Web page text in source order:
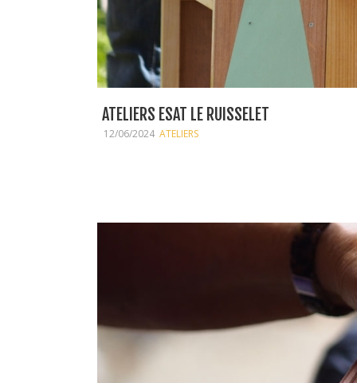
ATELIERS ESAT LE RUISSELET
12/06/2024 ATELIERS